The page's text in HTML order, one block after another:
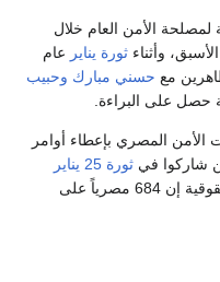
الأمن العام خلال
وأثناء ثورة يناير عام
مع حسني مبارك وحبيب
حصل على البراءة.
المصري بإعطاء أوامر
شاركوا في ثورة 25 يناير
التي أطاحت بمبارك. وقالت مجموعة حقوقية إن 684 مصرياً على